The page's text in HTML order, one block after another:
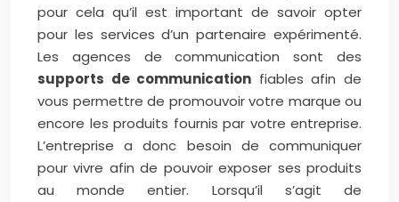
pour cela qu’il est important de savoir opter
pour les services d’un partenaire expérimenté.
Les agences de communication sont des
supports de communication fiables afin de
vous permettre de promouvoir votre marque ou
encore les produits fournis par votre entreprise.
L’entreprise a donc besoin de communiquer
pour vivre afin de pouvoir exposer ses produits
au monde entier. Lorsqu’il s’agit de